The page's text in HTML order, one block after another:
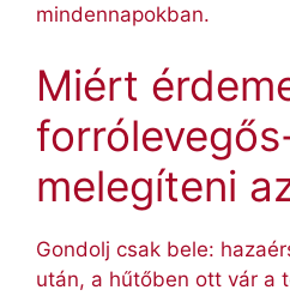
mindennapokban.
Miért
melegíteni
Gondolj csak bele:
után, a hűtőben ott vár a